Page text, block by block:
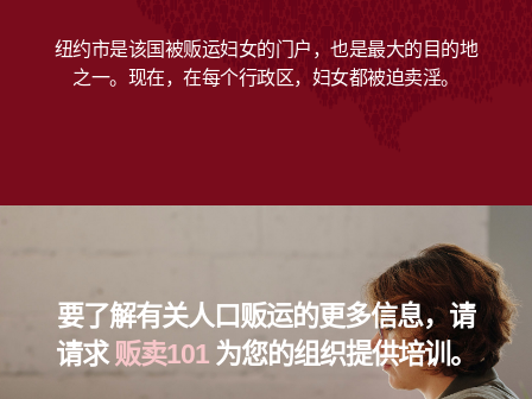
纽约市是该国被贩运妇女的门户，也是最大的目的地
之一。现在，在每个行政区，妇女都被迫卖淫。
要了解有关人口贩运的更多信息，请
请求贩卖101为您的组织提供培训。